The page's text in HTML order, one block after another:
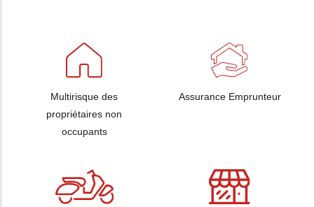
Multirisque des
propriétaires non
occupants
Assurance Emprunteur